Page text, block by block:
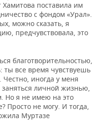
поставила им
с фондом «Урал».
можно сказать, я
предчувствовала, это
благотворительностью,
ты все время чувствуешь
Честно, иногда у меня
личной жизнью,
Но я не имею на это
Просто не могу. И тогда,
Муртазе